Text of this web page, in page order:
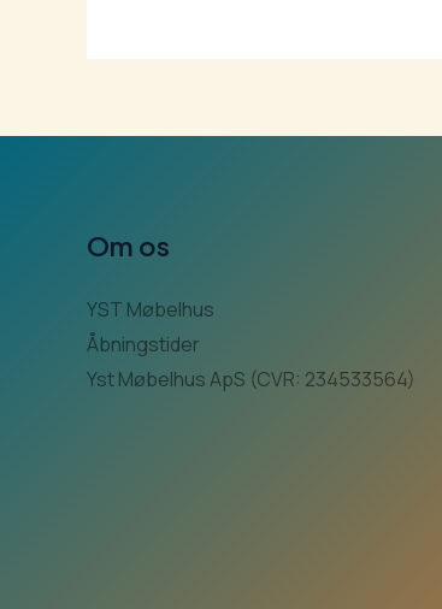
Om os
YST Møbelhus
Åbningstider
Yst Møbelhus ApS (CVR: 234533564)